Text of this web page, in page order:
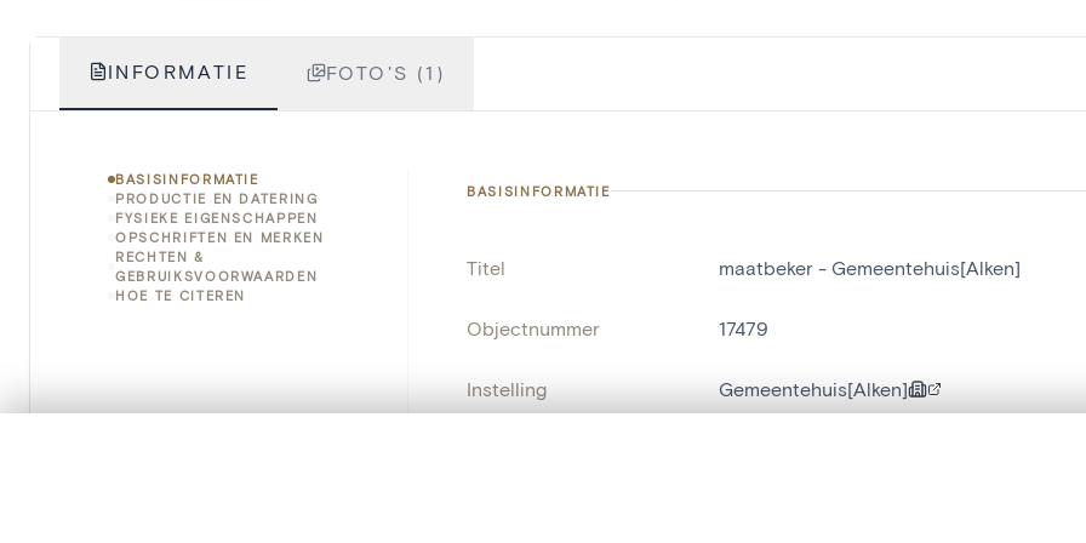
INFORMATIE FOTO'S (1)
BASISINFORMATIE
PRODUCTIE EN DATERING
FYSIEKE EIGENSCHAPPEN
OPSCHRIFTEN EN MERKEN
RECHTEN &
GEBRUIKSVOORWAARDEN
HOE TE CITEREN
BASISINFORMATIE
Titel maatbeker - Gemeentehuis[Alken]
Objectnummer 17479
Instelling Gemeentehuis[Alken]